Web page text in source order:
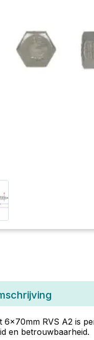
6x70mm RVS A2 is
en betrouwbaarheid.